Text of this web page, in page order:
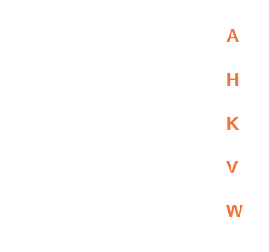
A
H
K
V
W